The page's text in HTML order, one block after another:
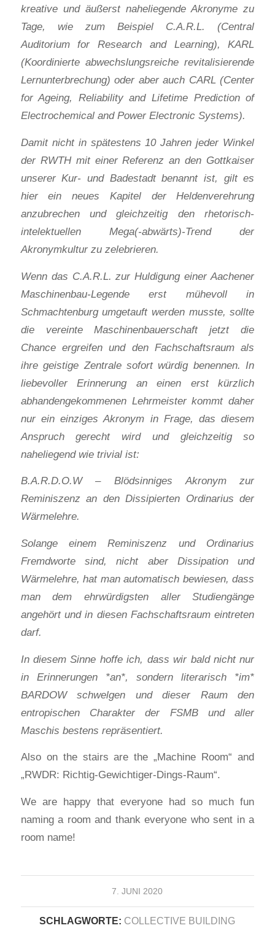
kreative und äußerst naheliegende Akronyme zu
Tage, wie zum Beispiel C.A.R.L. (Central
Auditorium for Research and Learning), KARL
(Koordinierte abwechslungsreiche revitalisierende
Lernunterbrechung) oder aber auch CARL (Center
for Ageing, Reliability and Lifetime Prediction of
Electrochemical and Power Electronic Systems).
Damit nicht in spätestens 10 Jahren jeder Winkel
der RWTH mit einer Referenz an den Gottkaiser
unserer Kur- und Badestadt benannt ist, gilt es
hier ein neues Kapitel der Heldenverehrung
anzubrechen und gleichzeitig den rhetorisch-
intelektuellen Mega(-abwärts)-Trend der
Akronymkultur zu zelebrieren.
Wenn das C.A.R.L. zur Huldigung einer Aachener
Maschinenbau-Legende erst mühevoll in
Schmachtenburg umgetauft werden musste, sollte
die vereinte Maschinenbauerschaft jetzt die
Chance ergreifen und den Fachschaftsraum als
ihre geistige Zentrale sofort würdig benennen. In
liebevoller Erinnerung an einen erst kürzlich
abhandengekommenen Lehrmeister kommt daher
nur ein einziges Akronym in Frage, das diesem
Anspruch gerecht wird und gleichzeitig so
naheliegend wie trivial ist:
B.A.R.D.O.W – Blödsinniges Akronym zur
Reminiszenz an den Dissipierten Ordinarius der
Wärmelehre.
Solange einem Reminiszenz und Ordinarius
Fremdworte sind, nicht aber Dissipation und
Wärmelehre, hat man automatisch bewiesen, dass
man dem ehrwürdigsten aller Studiengänge
angehört und in diesen Fachschaftsraum eintreten
darf.
In diesem Sinne hoffe ich, dass wir bald nicht nur
in Erinnerungen *an*, sondern literarisch *im*
BARDOW schwelgen und dieser Raum den
entropischen Charakter der FSMB und aller
Maschis bestens repräsentiert.
Also on the stairs are the „Machine Room“ and
„RWDR: Richtig-Gewichtiger-Dings-Raum“.
We are happy that everyone had so much fun
naming a room and thank everyone who sent in a
room name!
7. JUNI 2020
SCHLAGWORTE: COLLECTIVE BUILDING